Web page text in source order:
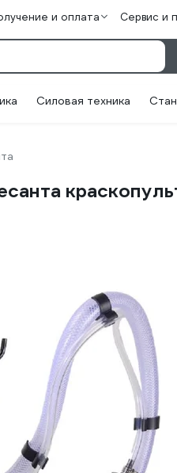
и оплата Сервис и
Силовая техника